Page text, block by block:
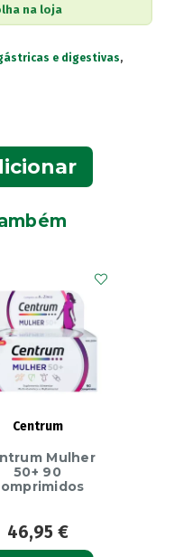
na loja
e digestivas,
Centrum
Mulher
50+ 90
46,95 €